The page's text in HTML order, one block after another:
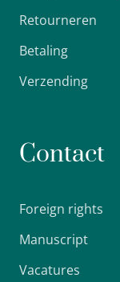
Retourneren
Betaling
Verzending
Contact
Foreign rights
Manuscript
Vacatures